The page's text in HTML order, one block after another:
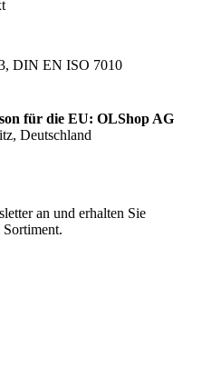
DIN EN ISO 7010
für die EU: OLShop AG
Deutschland
an und erhalten Sie
Sortiment.